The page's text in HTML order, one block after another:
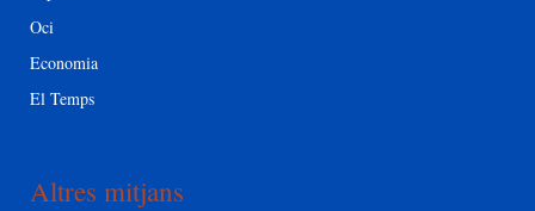
Oci
Economia
El Temps
Altres mitjans